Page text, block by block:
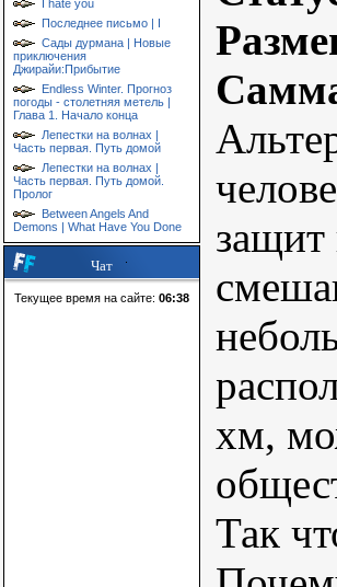
I hate you
Последнее письмо | I
Сады дурмана | Новые
приключения
Джирайи:Прибытие
Endless Winter. Прогноз
погоды - столетняя метель |
Глава 1. Начало конца
Лепестки на волнах |
Часть первая. Путь домой
Лепестки на волнах |
Часть первая. Путь домой.
Пролог
Between Angels And
Demons | What Have You Done
Чат
Текущее время на сайте: 06:38
защит
хм,
Так